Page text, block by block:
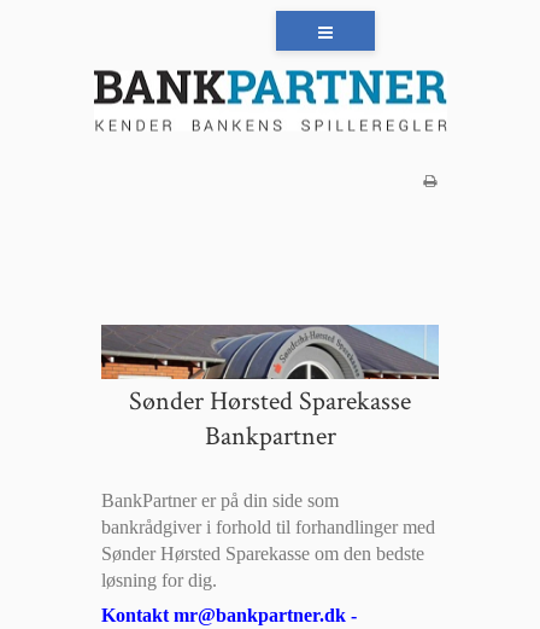
Sønder Hørsted Sparekasse
Bankpartner
BankPartner er på din side som
bankrådgiver i forhold til forhandlinger med
Sønder Hørsted Sparekasse om den bedste
løsning for dig.
Kontakt mr@bankpartner.dk -